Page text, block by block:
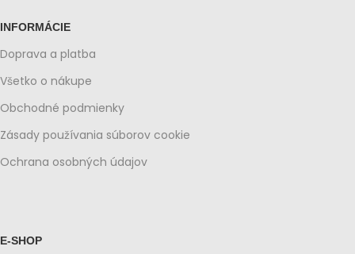
INFORMÁCIE
Doprava a platba
Všetko o nákupe
Obchodné podmienky
Zásady používania súborov cookie
Ochrana osobných údajov
E-SHOP